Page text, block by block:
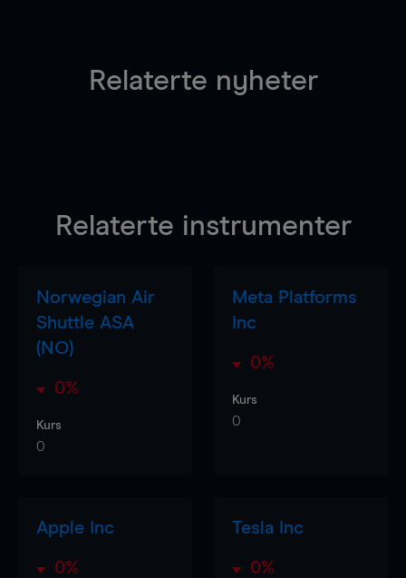
Relaterte nyheter
Relaterte instrumenter
Norwegian Air
Shuttle ASA
(NO)
0%
Kurs
0
Meta Platforms
Inc
0%
Kurs
0
Apple Inc
0%
Tesla Inc
0%